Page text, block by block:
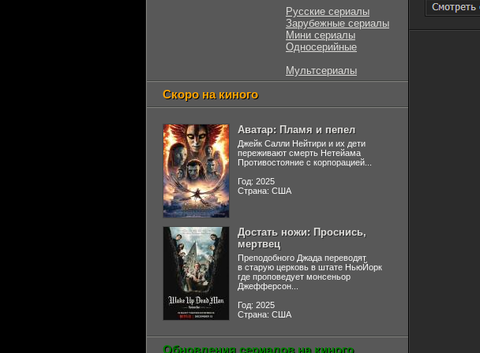
Русские сериалы
Зарубежные сериалы
Мини сериалы
Односерийные
Мультсериалы
Скоро на киного
Аватар: Пламя и пепел
Джейк Салли Нейтири и их дети
переживают смерть Нетейама
Противостояние с корпорацией...
Год: 2025
Страна: США
Достать ножи: Проснись,
мертвец
Преподобного Джада переводят
в старую церковь в штате НьюЙорк
где проповедует монсеньор
Джефферсон...
Год: 2025
Страна: США
Обновления сериалов на киного